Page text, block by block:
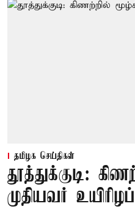
தமிழக செய்திகள்
தூத்துக்குடி:
முதியவர்